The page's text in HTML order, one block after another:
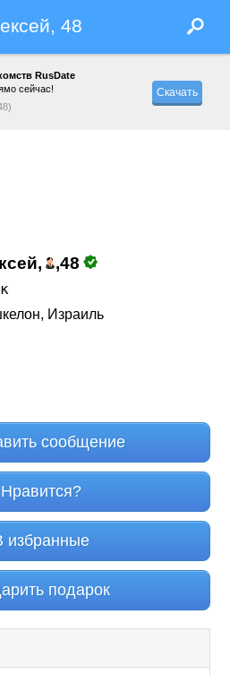
48
RusDate
сейчас!
Скачать
,48
Израиль
сообщение
Нравится?
избранные
подарок